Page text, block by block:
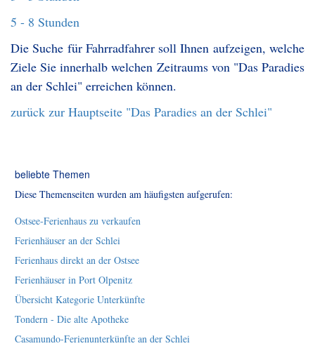
5 - 8 Stunden
Die Suche für Fahrradfahrer soll Ihnen aufzeigen, welche
Ziele Sie innerhalb welchen Zeitraums von "Das Paradies
an der Schlei" erreichen können.
zurück zur Hauptseite "Das Paradies an der Schlei"
beliebte Themen
Diese Themenseiten wurden am häufigsten aufgerufen:
Ostsee-Ferienhaus zu verkaufen
Ferienhäuser an der Schlei
Ferienhaus direkt an der Ostsee
Ferienhäuser in Port Olpenitz
Übersicht Kategorie Unterkünfte
Tondern - Die alte Apotheke
Casamundo-Ferienunterkünfte an der Schlei